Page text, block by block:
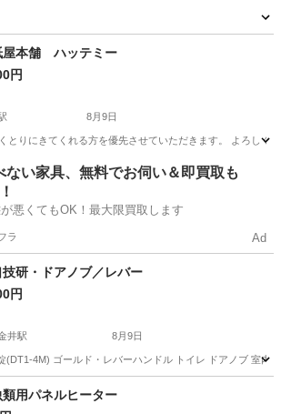
駅
屋本舗 ハッテミー
円
8月9日
とりにきてくれる方を優先させていただきます。 よろし
用賀駅 その他
ない家具、無料でお伺い＆即買取も
悪くてもOK！最大限買取します
ラ Ad
技研・ドアノブ／レバー
円
井駅 8月9日
(DT1-4M) ゴールド・レバーハンドル トイレ ドアノブ 室
小金井駅 その他
類用パネルヒーター